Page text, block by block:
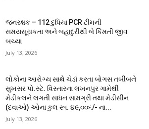
જનરક્ષક – 112 દુધિયા PCR ટીમની
સમયસૂચકતા અને બહાદુરીથી બે કિંમતી જીવ
બચ્યા
July 13, 2026
લોકોના આરોગ્ય સાથે ચેડાં કરતા બોગસ તબીબને
સુખસર પો.સ્ટે. વિસ્તારના લખનપુર ગામેથી
મેડીકલને લગતી સાધન સામગ્રી તથા મેડીસીન
(દવાઓ) ઓના કુલ રૂા. ૪૯,૦૦૬/- ના...
July 13, 2026